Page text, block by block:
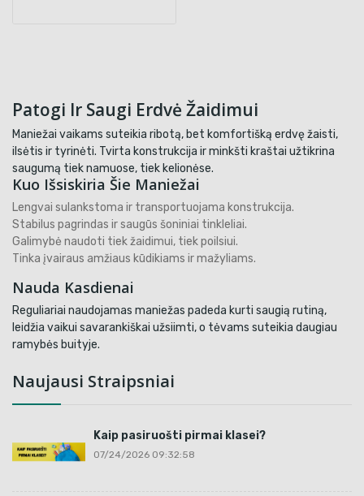
Naujausi Straipsniai
Kaip pasiruošti pirmai klasei?
07/24/2026 09:32:58
Patogi Ir Saugi Erdvė Žaidimui
Maniežai vaikams suteikia ribotą, bet komfortišką erdvę žaisti,
ilsėtis ir tyrinėti. Tvirta konstrukcija ir minkšti kraštai užtikrina
saugumą tiek namuose, tiek kelionėse.
Kuo Išsiskiria Šie Maniežai
Lengvai sulankstoma ir transportuojama konstrukcija.
Stabilus pagrindas ir saugūs šoniniai tinkleliai.
Galimybė naudoti tiek žaidimui, tiek poilsiui.
Tinka įvairaus amžiaus kūdikiams ir mažyliams.
Nauda Kasdienai
Reguliariai naudojamas maniežas padeda kurti saugią rutiną,
leidžia vaikui savarankiškai užsiimti, o tėvams suteikia daugiau
ramybės buityje.